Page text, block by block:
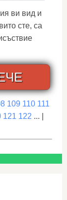
ви вид и
сте, са
109 110 111
121 122 ... |